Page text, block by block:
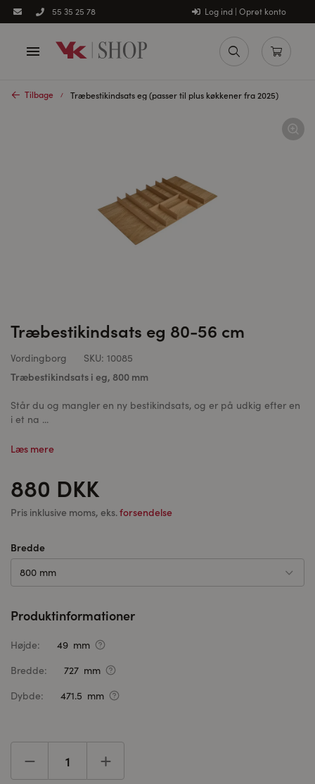
55 35 25 78 Log ind | Opret konto
Tilbage Træbestikindsats eg (passer til plus køkkener fra 2025)
Træbestikindsats eg 80-56 cm
Vordingborg SKU: 10085
Træbestikindsats i eg, 800 mm
Står du og mangler en ny bestikindsats, og er på udkig efter en
i et na ...
Læs mere
880 DKK
Pris inklusive moms, eks.forsendelse
Bredde
800 mm
Produktinformationer
Højde:
49 mm
Bredde:
727 mm
Dybde:
471.5 mm